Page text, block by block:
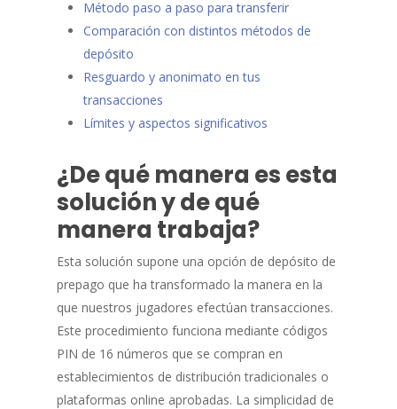
Método paso a paso para transferir
Comparación con distintos métodos de
depósito
Resguardo y anonimato en tus
transacciones
Límites y aspectos significativos
¿De qué manera es esta
solución y de qué
manera trabaja?
Esta solución supone una opción de depósito de
prepago que ha transformado la manera en la
que nuestros jugadores efectúan transacciones.
Este procedimiento funciona mediante códigos
PIN de 16 números que se compran en
establecimientos de distribución tradicionales o
plataformas online aprobadas. La simplicidad de